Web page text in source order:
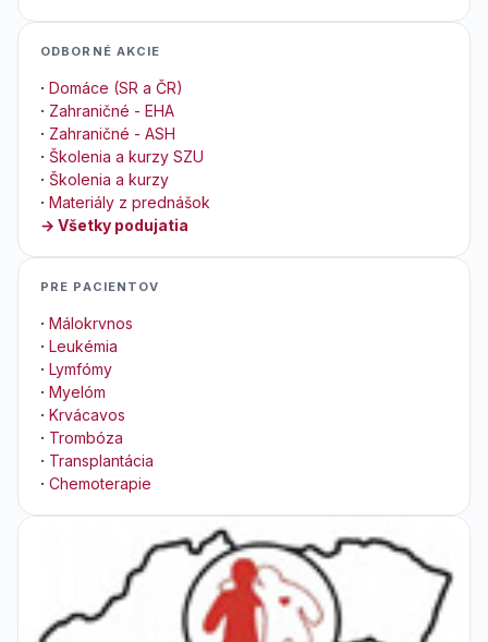
ODBORNÉ AKCIE
· Domáce (SR a ČR)
· Zahraničné - EHA
· Zahraničné - ASH
· Školenia a kurzy SZU
· Školenia a kurzy
· Materiály z prednášok
→ Všetky podujatia
PRE PACIENTOV
· Málokrvnos
· Leukémia
· Lymfómy
· Myelóm
· Krvácavos
· Trombóza
· Transplantácia
· Chemoterapie